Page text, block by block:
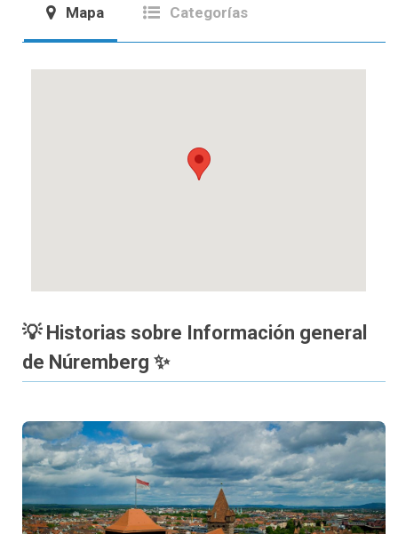
Mapa Categorías
💡 Historias sobre Información general
de Núremberg ✨